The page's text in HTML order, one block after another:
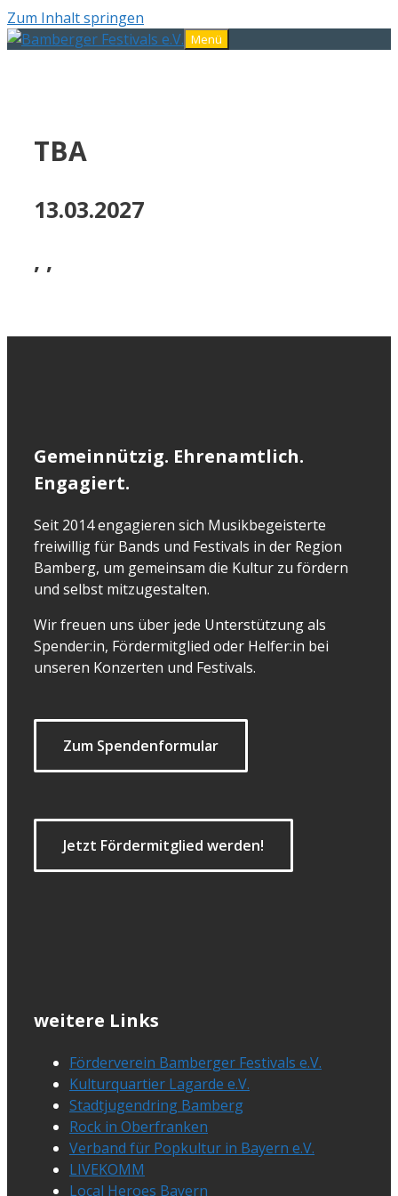
Zum Inhalt springen
Menü
TBA
13.03.2027
, ,
Gemeinnützig. Ehrenamtlich.
Engagiert.
Seit 2014 engagieren sich Musikbegeisterte
freiwillig für Bands und Festivals in der Region
Bamberg, um gemeinsam die Kultur zu fördern
und selbst mitzugestalten.
Wir freuen uns über jede Unterstützung als
Spender:in, Fördermitglied oder Helfer:in bei
unseren Konzerten und Festivals.
Zum Spendenformular
Jetzt Fördermitglied werden!
weitere Links
Förderverein Bamberger Festivals e.V.
Kulturquartier Lagarde e.V.
Stadtjugendring Bamberg
Rock in Oberfranken
Verband für Popkultur in Bayern e.V.
LIVEKOMM
Local Heroes Bayern